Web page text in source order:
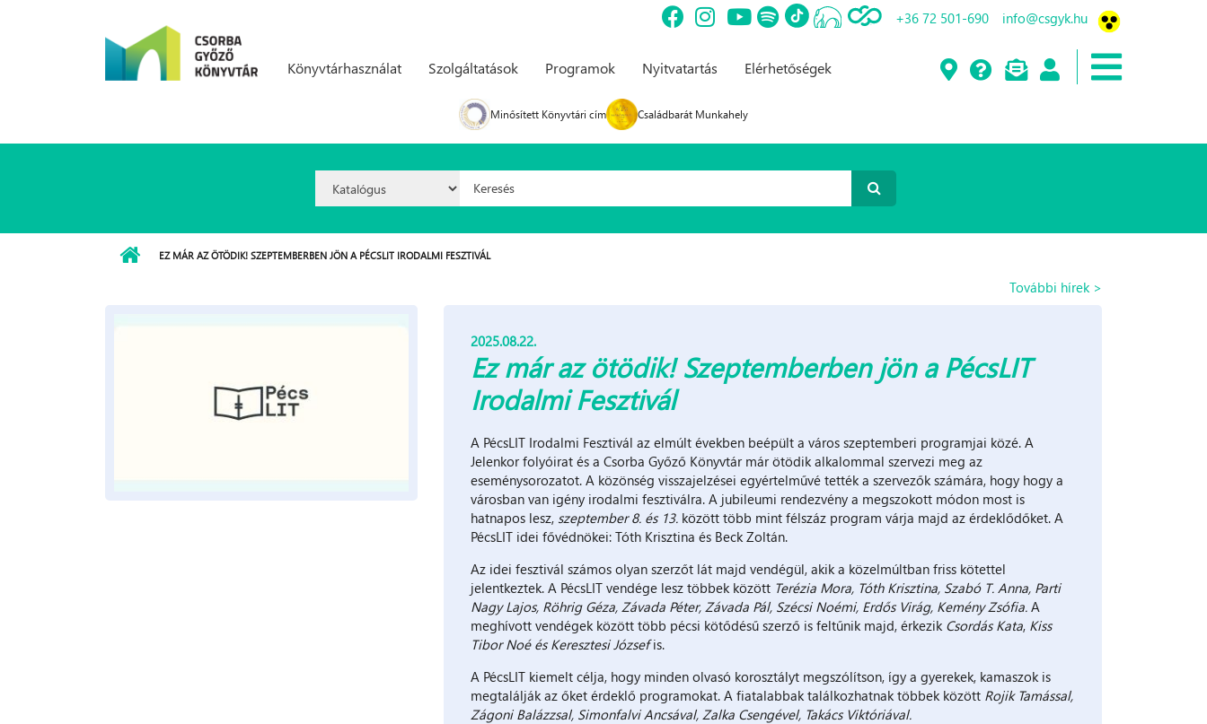
+36 72 501-690 info@csgyk.hu
Könyvtárhasználat Szolgáltatások Programok Nyitvatartás Elérhetőségek
Minősített Könyvtári cím Családbarát Munkahely
Option:
Keresés űrlap
EZ MÁR AZ ÖTÖDIK! SZEPTEMBERBEN JÖN A PÉCSLIT IRODALMI FESZTIVÁL
További hírek >
2025.08.22.
Ez már az ötödik! Szeptemberben jön a PécsLIT
Irodalmi Fesztivál
A PécsLIT Irodalmi Fesztivál az elmúlt években beépült a város szeptemberi programjai közé. A
Jelenkor folyóirat és a Csorba Győző Könyvtár már ötödik alkalommal szervezi meg az
eseménysorozatot. A közönség visszajelzései egyértelművé tették a szervezők számára, hogy hogy a
városban van igény irodalmi fesztiválra. A jubileumi rendezvény a megszokott módon most is
hatnapos lesz, szeptember 8. és 13. között több mint félszáz program várja majd az érdeklődőket. A
PécsLIT idei fővédnökei: Tóth Krisztina és Beck Zoltán.
Az idei fesztivál számos olyan szerzőt lát majd vendégül, akik a közelmúltban friss kötettel
jelentkeztek. A PécsLIT vendége lesz többek között Terézia Mora, Tóth Krisztina, Szabó T. Anna, Parti
Nagy Lajos, Röhrig Géza, Závada Péter, Závada Pál, Szécsi Noémi, Erdős Virág, Kemény Zsófia. A
meghívott vendégek között több pécsi kötődésű szerző is feltűnik majd, érkezik Csordás Kata, Kiss
Tibor Noé és Keresztesi Józsefis.
A PécsLIT kiemelt célja, hogy minden olvasó korosztályt megszólítson, így a gyerekek, kamaszok is
megtalálják az őket érdeklő programokat. A fiatalabbak találkozhatnak többek között Rojik Tamással,
Zágoni Balázzsal, Simonfalvi Ancsával, Zalka Csengével, Takács Viktóriával.